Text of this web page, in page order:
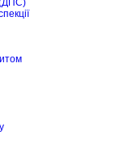
(ДПС)